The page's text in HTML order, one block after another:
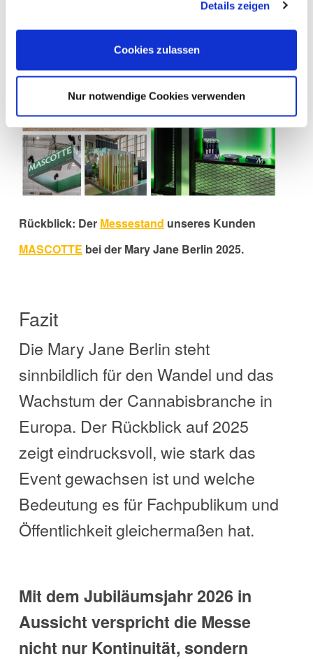
Cookies, wenn Sie unsere Webseite weiterhin nutzen.
Details zeigen
Cookies zulassen
Nur notwendige Cookies verwenden
Rückblick: Der Messestand unseres Kunden
MASCOTTE bei der Mary Jane Berlin 2025.
Fazit
Die Mary Jane Berlin steht
sinnbildlich für den Wandel und das
Wachstum der Cannabisbranche in
Europa. Der Rückblick auf 2025
zeigt eindrucksvoll, wie stark das
Event gewachsen ist und welche
Bedeutung es für Fachpublikum und
Öffentlichkeit gleichermaßen hat.
Mit dem Jubiläumsjahr 2026 in
Aussicht verspricht die Messe
nicht nur Kontinuität, sondern